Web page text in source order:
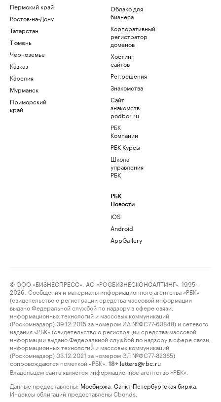
Пермский край
Ростов-на-Дону
Татарстан
Тюмень
Черноземье
Кавказ
Карелия
Мурманск
Приморский
край
Облако для
бизнеса
Корпоративный
регистратор
доменов
Хостинг
сайтов
Рег.решения
Знакомства
Сайт
знакомств
podbor.ru
РБК
Компании
РБК Курсы
Школа
управления
РБК
РБК
Новости
iOS
Android
AppGallery
© ООО «БИЗНЕСПРЕСС», АО «РОСБИЗНЕСКОНСАЛТИНГ», 1995–
2026. Сообщения и материалы информационного агентства «РБК»
(свидетельство о регистрации средства массовой информации
выдано Федеральной службой по надзору в сфере связи,
информационных технологий и массовых коммуникаций
(Роскомнадзор) 09.12.2015 за номером ИА №ФС77-63848) и сетевого
издания «РБК» (свидетельство о регистрации средства массовой
информации выдано Федеральной службой по надзору в сфере связи,
информационных технологий и массовых коммуникаций
(Роскомнадзор) 03.12.2021 за номером ЭЛ №ФС77-82385)
сопровождаются пометкой «РБК».
18+ letters@rbc.ru
Владельцем сайта является информационное агентство «РБК».
Данные предоставлены: Мосбиржа Санкт-Петербургская биржа
Индексы облигаций предоставлены Cbonds.